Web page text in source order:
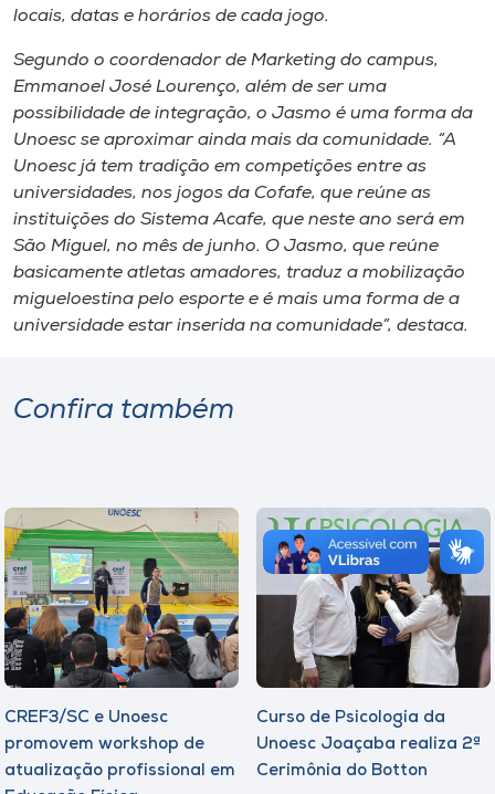
locais, datas e horários de cada jogo.
Segundo o coordenador de Marketing do campus,
Emmanoel José Lourenço, além de ser uma
possibilidade de integração, o Jasmo é uma forma da
Unoesc se aproximar ainda mais da comunidade. “A
Unoesc já tem tradição em competições entre as
universidades, nos jogos da Cofafe, que reúne as
instituições do Sistema Acafe, que neste ano será em
São Miguel, no mês de junho. O Jasmo, que reúne
basicamente atletas amadores, traduz a mobilização
migueloestina pelo esporte e é mais uma forma de a
universidade estar inserida na comunidade”, destaca.
Confira também
CREF3/SC e Unoesc
promovem workshop de
atualização profissional em
Curso de Psicologia da
Unoesc Joaçaba realiza 2ª
Cerimônia do Botton